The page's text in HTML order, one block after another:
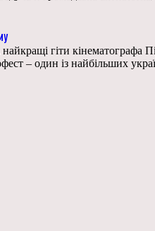
гіти кінематографа
– один із найбільших